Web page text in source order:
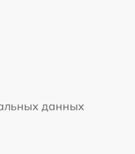
данных